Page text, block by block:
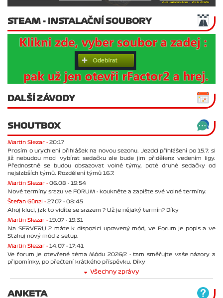
STEAM - INSTALAČNÍ SOUBORY
DALŠÍ ZÁVODY
SHOUTBOX
Martin Slezar - 20:17
Prosím o urychlení přihlášek na novou sezonu. Jezdci přihlášení po 15.7. si
již nebudou moci vybírat sedačku ale bude jim přidělena vedením ligy.
Přednostně se budou obsazovat volné týmy, poté druhé sedačky od
nejslabších týmů. Rozdělení týmů 16.7.
Martin Slezar - 06.08 - 19:54
Nové termíny srazu ve FORUM - koukněte a zapište své volné termíny.
Štefan Günzl - 27.07 - 08:45
Ahoj kluci, jak to vidíte se srazem ? Už je nějaký termín? Díky
Martin Slezar - 19.07 - 19:31
Na SERVERU 2 máte k dispozici upravený mód, ve Forum je popis a ve
Stahuj nový mód a setup.
Martin Slezar - 14.07 - 17:41
Ve forum je otevřené téma Módu 2026/2 - tam směřujte vaše názory a
připomínky, po přečtení krátkého příspěvku. Díky
Všechny zprávy
ANKETA